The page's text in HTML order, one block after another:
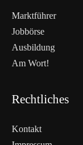
Marktführer
Jobbörse
Ausbildung
Am Wort!
Rechtliches
Kontakt